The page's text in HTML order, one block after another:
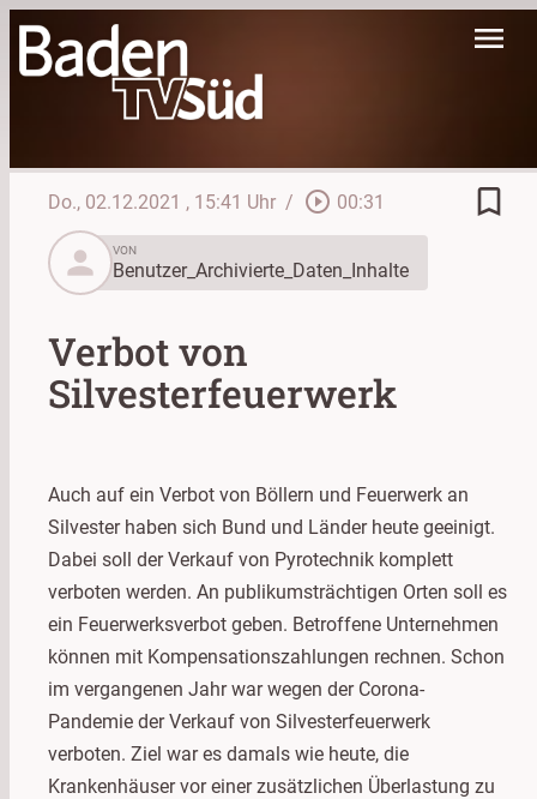
menu
Do., 02.12.2021 , 15:41 Uhr / play_circle_outline 00:31
bookmark_border
person
VON
Benutzer_Archivierte_Daten_Inhalte
Verbot von
Silvesterfeuerwerk
Auch auf ein Verbot von Böllern und Feuerwerk an
Silvester haben sich Bund und Länder heute geeinigt.
Dabei soll der Verkauf von Pyrotechnik komplett
verboten werden. An publikumsträchtigen Orten soll es
ein Feuerwerksverbot geben. Betroffene Unternehmen
können mit Kompensationszahlungen rechnen. Schon
im vergangenen Jahr war wegen der Corona-
Pandemie der Verkauf von Silvesterfeuerwerk
verboten. Ziel war es damals wie heute, die
Krankenhäuser vor einer zusätzlichen Überlastung zu